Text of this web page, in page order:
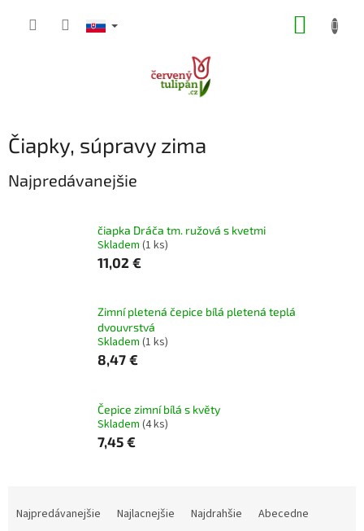
Čiapky, súpravy zima
Najpredávanejšie
čiapka Dráča tm. ružová s kvetmi
Skladem (1 ks)
11,02 €
Zimní pletená čepice bílá pletená teplá
dvouvrstvá
Skladem (1 ks)
8,47 €
Čepice zimní bílá s květy
Skladem (4 ks)
7,45 €
Najpredávanejšie Najlacnejšie Najdrahšie Abecedne